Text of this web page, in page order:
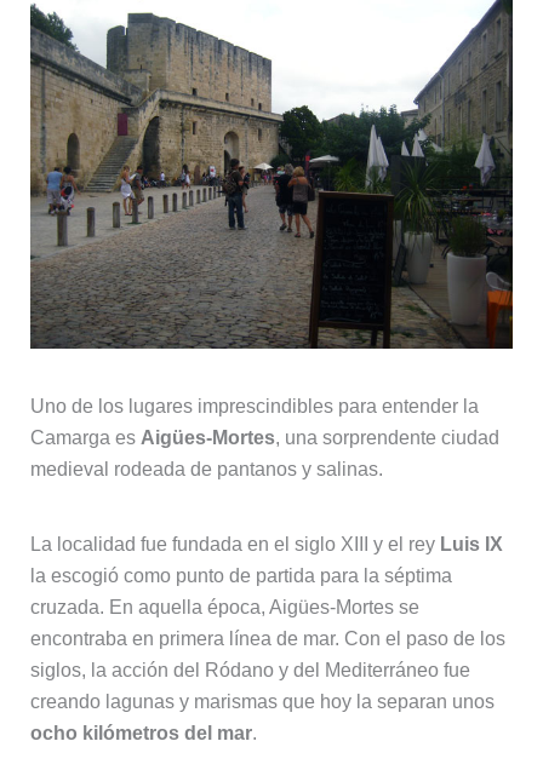
Uno de los lugares imprescindibles para entender la
Camarga es Aigües-Mortes, una sorprendente ciudad
medieval rodeada de pantanos y salinas.
La localidad fue fundada en el siglo XIII y el rey Luis IX
la escogió como punto de partida para la séptima
cruzada. En aquella época, Aigües-Mortes se
encontraba en primera línea de mar. Con el paso de los
siglos, la acción del Ródano y del Mediterráneo fue
creando lagunas y marismas que hoy la separan unos
ocho kilómetros del mar.